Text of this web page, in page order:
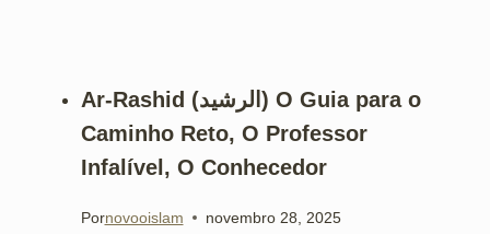
Ar-Rashid (الرشيد) O Guia para o
Caminho Reto, O Professor
Infalível, O Conhecedor
Pornovooislam novembro 28, 2025